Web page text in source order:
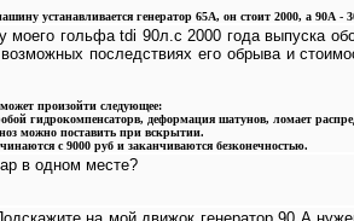
устанавливается генератор 65А, он стоит 2000, а 90А -
моего гольфа tdi 90л.с 2000 года выпуска
последствиях его обрыва и
произойти следующее:
гидрокомпенсаторв, деформация шатунов, ломает
можно поставить при вскрытии.
с 9000 руб и заканчиваются безконечностью.
в одном месте?